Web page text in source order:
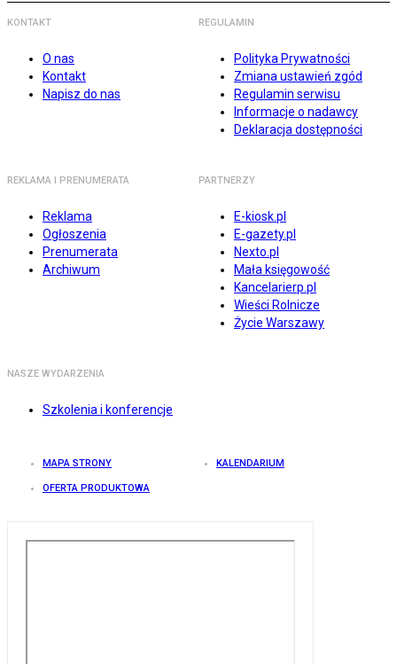
KONTAKT
O nas
Kontakt
Napisz do nas
REGULAMIN
Polityka Prywatności
Zmiana ustawień zgód
Regulamin serwisu
Informacje o nadawcy
Deklaracja dostępności
REKLAMA I PRENUMERATA
Reklama
Ogłoszenia
Prenumerata
Archiwum
PARTNERZY
E-kiosk.pl
E-gazety.pl
Nexto.pl
Mała księgowość
Kancelarierp.pl
Wieści Rolnicze
Życie Warszawy
NASZE WYDARZENIA
Szkolenia i konferencje
MAPA STRONY KALENDARIUM
OFERTA PRODUKTOWA